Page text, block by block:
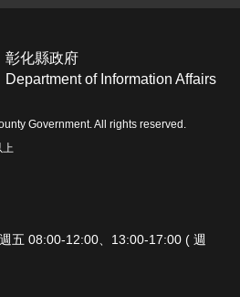
彰化縣政府
Department of Information Affairs
Government. All rights reserved.
上
五 08:00-12:00、13:00-17:00 ( 週